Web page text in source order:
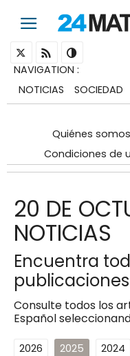
NAVIGATION :
NOTICIAS
SOCIEDAD
Quiénes somos
Condiciones de
20 DE
NOTICIAS
Encuentra
publicaciones
Consulte todos los
Español
2026 2025 2024